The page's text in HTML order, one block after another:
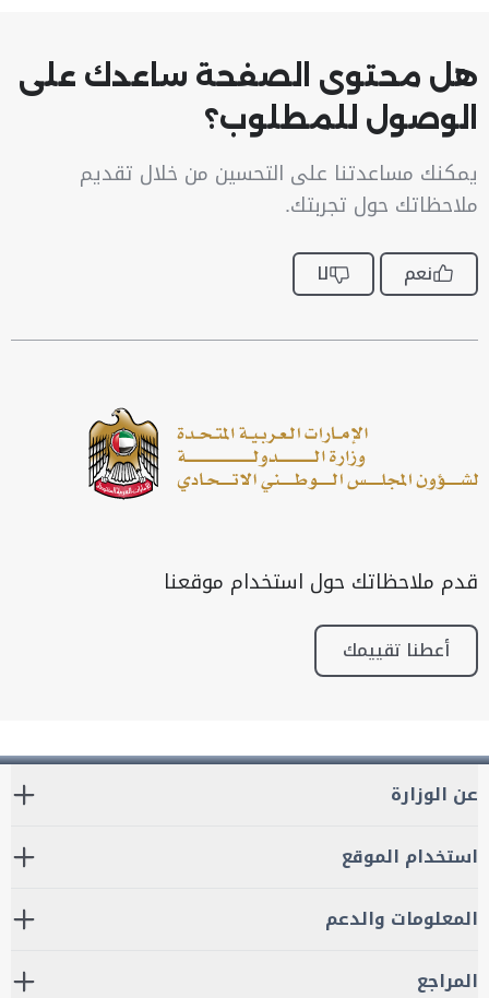
هل محتوى الصفحة ساعدك على
الوصول للمطلوب؟
يمكنك مساعدتنا على التحسين من خلال تقديم
ملاحظاتك حول تجربتك.
نعم لا
قدم ملاحظاتك حول استخدام موقعنا
أعطنا تقييمك
عن الوزارة
استخدام الموقع
المعلومات والدعم
المراجع